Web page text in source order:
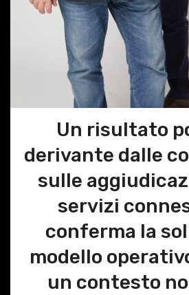
Un risultato
derivante dalle
sulle
servizi
conferma la
modello
un contesto